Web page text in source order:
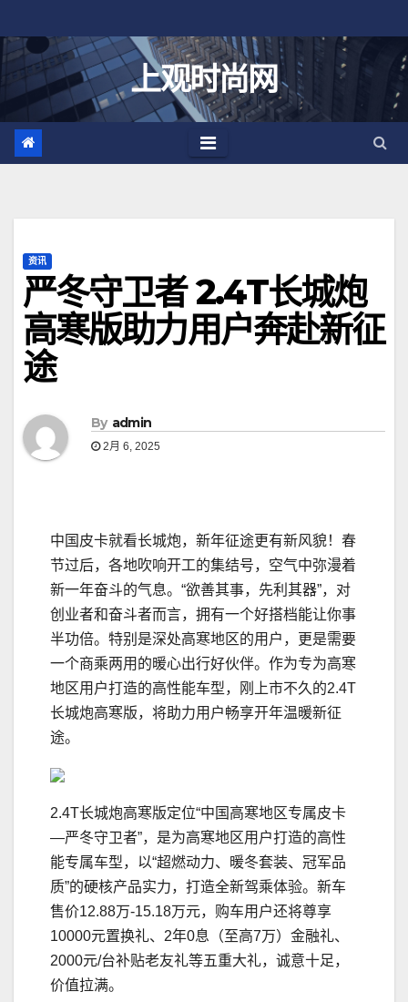
至
上观时尚网
资讯
严冬守卫者 2.4T长城炮
高寒版助力用户奔赴新征
途
By admin
2月 6, 2025
中国皮卡就看长城炮，新年征途更有新风貌！春
节过后，各地吹响开工的集结号，空气中弥漫着
新一年奋斗的气息。“欲善其事，先利其器”，对
创业者和奋斗者而言，拥有一个好搭档能让你事
半功倍。特别是深处高寒地区的用户，更是需要
一个商乘两用的暖心出行好伙伴。作为专为高寒
地区用户打造的高性能车型，刚上市不久的2.4T
长城炮高寒版，将助力用户畅享开年温暖新征
途。
2.4T长城炮高寒版定位“中国高寒地区专属皮卡
—严冬守卫者”，是为高寒地区用户打造的高性
能专属车型，以“超燃动力、暖冬套装、冠军品
质”的硬核产品实力，打造全新驾乘体验。新车
售价12.88万-15.18万元，购车用户还将尊享
10000元置换礼、2年0息（至高7万）金融礼、
2000元/台补贴老友礼等五重大礼，诚意十足，
价值拉满。